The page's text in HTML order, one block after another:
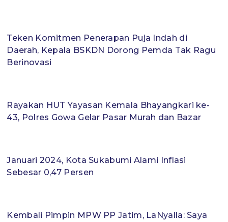
Teken Komitmen Penerapan Puja Indah di
Daerah, Kepala BSKDN Dorong Pemda Tak Ragu
Berinovasi
Rayakan HUT Yayasan Kemala Bhayangkari ke-
43, Polres Gowa Gelar Pasar Murah dan Bazar
Januari 2024, Kota Sukabumi Alami Inflasi
Sebesar 0,47 Persen
Kembali Pimpin MPW PP Jatim, LaNyalla: Saya